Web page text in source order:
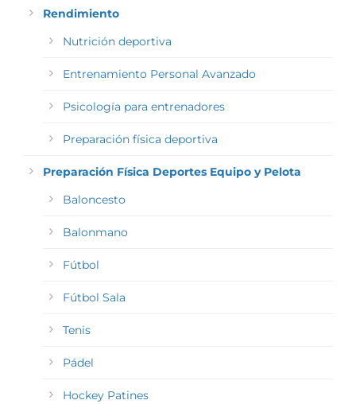
Rendimiento
Nutrición deportiva
Entrenamiento Personal Avanzado
Psicología para entrenadores
Preparación física deportiva
Preparación Física Deportes Equipo y Pelota
Baloncesto
Balonmano
Fútbol
Fútbol Sala
Tenis
Pádel
Hockey Patines